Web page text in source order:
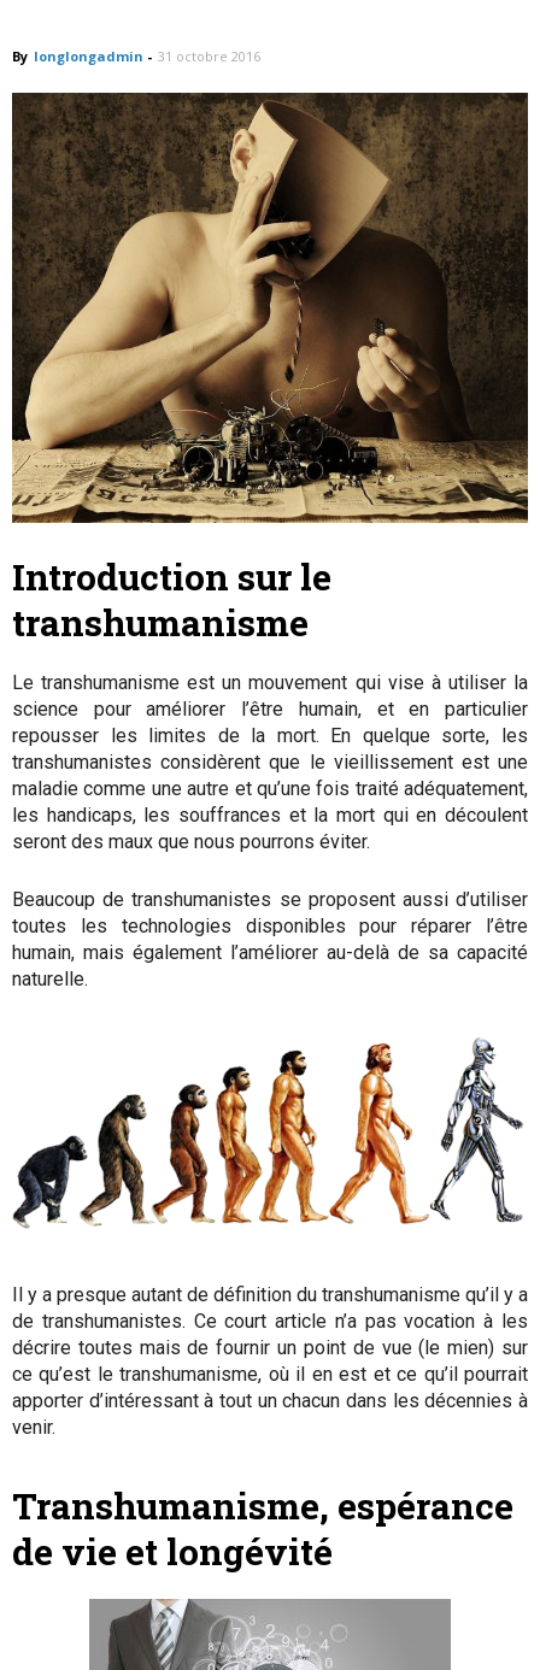
By longlongadmin - 31 octobre 2016
Introduction sur le
transhumanisme
Le transhumanisme est un mouvement qui vise à utiliser la
science pour améliorer l’être humain, et en particulier
repousser les limites de la mort. En quelque sorte, les
transhumanistes considèrent que le vieillissement est une
maladie comme une autre et qu’une fois traité adéquatement,
les handicaps, les souffrances et la mort qui en découlent
seront des maux que nous pourrons éviter.
Beaucoup de transhumanistes se proposent aussi d’utiliser
toutes les technologies disponibles pour réparer l’être
humain, mais également l’améliorer au-delà de sa capacité
naturelle.
Il y a presque autant de définition du transhumanisme qu’il y a
de transhumanistes. Ce court article n’a pas vocation à les
décrire toutes mais de fournir un point de vue (le mien) sur
ce qu’est le transhumanisme, où il en est et ce qu’il pourrait
apporter d’intéressant à tout un chacun dans les décennies à
venir.
Transhumanisme, espérance
de vie et longévité